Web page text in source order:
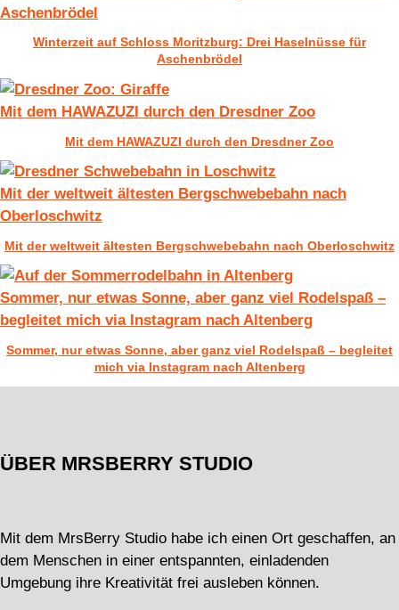
Aschenbrödel
Winterzeit auf Schloss Moritzburg: Drei Haselnüsse für
Aschenbrödel
Mit dem HAWAZUZI durch den Dresdner Zoo
Mit dem HAWAZUZI durch den Dresdner Zoo
Mit der weltweit ältesten Bergschwebebahn nach
Oberloschwitz
Mit der weltweit ältesten Bergschwebebahn nach Oberloschwitz
Sommer, nur etwas Sonne, aber ganz viel Rodelspaß –
begleitet mich via Instagram nach Altenberg
Sommer, nur etwas Sonne, aber ganz viel Rodelspaß – begleitet
mich via Instagram nach Altenberg
ÜBER MRSBERRY STUDIO
Mit dem MrsBerry Studio habe ich einen Ort geschaffen, an
dem Menschen in einer entspannten, einladenden
Umgebung ihre Kreativität frei ausleben können.